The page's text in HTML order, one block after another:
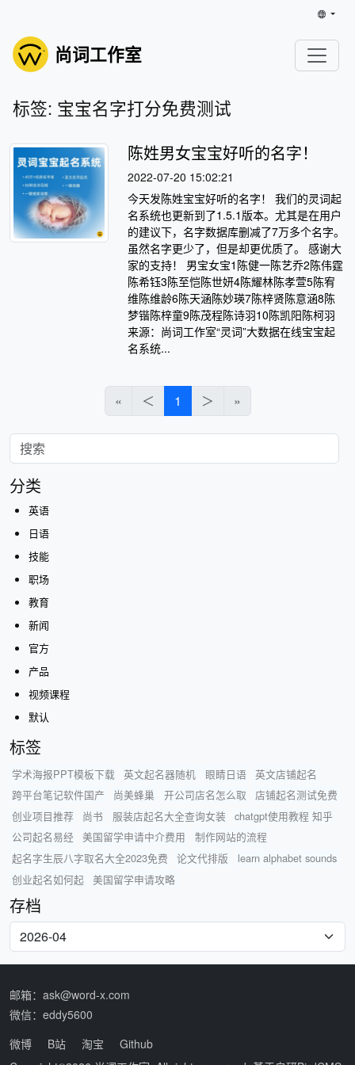
尚词工作室
标签: 宝宝名字打分免费测试
陈姓男女宝宝好听的名字！
2022-07-20 15:02:21
今天发陈姓宝宝好听的名字！ 我们的灵词起
名系统也更新到了1.5.1版本。尤其是在用户
的建议下，名字数据库删减了7万多个名字。
虽然名字更少了，但是却更优质了。 感谢大
家的支持！ 男宝女宝1陈健一陈艺乔2陈伟霆
陈希钰3陈至恺陈世妍4陈耀林陈孝萱5陈宥
维陈维龄6陈天涵陈妙瑛7陈梓贤陈意涵8陈
梦锴陈梓童9陈茂程陈诗羽10陈凯阳陈柯羽
来源：尚词工作室“灵词”大数据在线宝宝起
名系统...
« ＜ 1 ＞ »
分类
英语
日语
技能
职场
教育
新闻
官方
产品
视频课程
默认
标签
学术海报PPT模板下载 英文起名器随机 眼睛日语
英文店铺起名
跨平台笔记软件国产
尚美蜂巢 开公司店名怎么取
店铺起名测试免费
创业项目推荐
尚书 服装店起名大全查询女装
chatgpt使用教程 知乎
公司起名易经
美国留学申请中介费用
制作网站的流程
起名字生辰八字取名大全2023免费
论文代排版
learn alphabet sounds
创业起名如何起
美国留学申请攻略
存档
邮箱：ask@word-x.com
微信：eddy5600
微博
B站 淘宝
Github